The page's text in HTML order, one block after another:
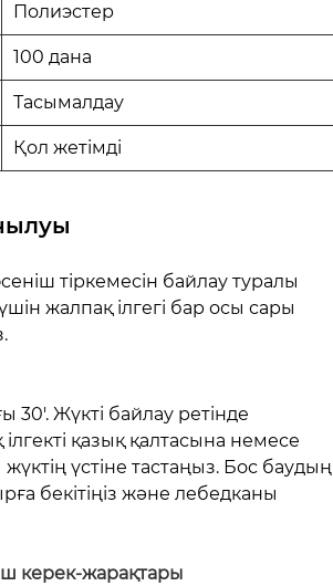
Полиэстер
100 дана
Тасымалдау
Қол жетімді
тіркемесін байлау туралы
жалпақ ілгегі бар осы сары
Жүкті байлау ретінде
қазық қалтасына немесе
үстіне тастаңыз. Бос баудың
бекітіңіз және лебедканы
керек-жарақтары